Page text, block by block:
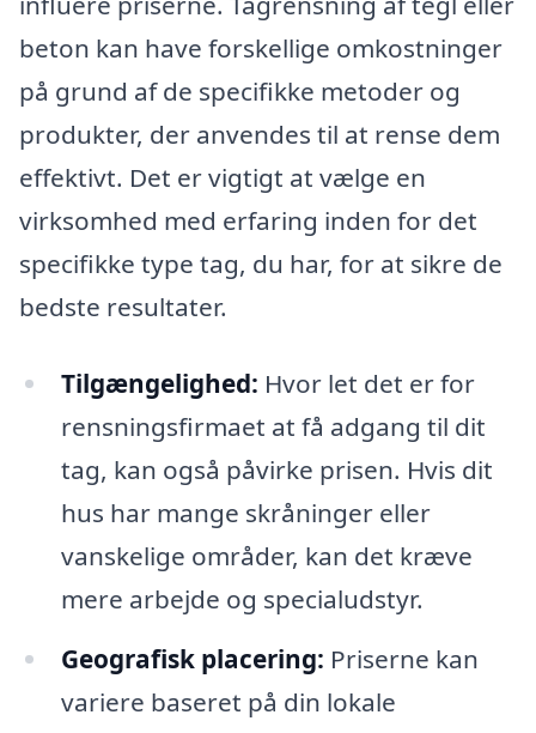
beton kan have forskellige omkostninger
på grund af de specifikke metoder og
produkter, der anvendes til at rense dem
effektivt. Det er vigtigt at vælge en
virksomhed med erfaring inden for det
specifikke type tag, du har, for at sikre de
bedste resultater.
Tilgængelighed: Hvor let det er for
rensningsfirmaet at få adgang til dit
tag, kan også påvirke prisen. Hvis dit
hus har mange skråninger eller
vanskelige områder, kan det kræve
mere arbejde og specialudstyr.
Geografisk placering: Priserne kan
variere baseret på din lokale